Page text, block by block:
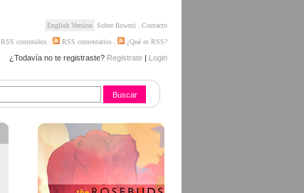
English Version Sobre flowmi Contacto
RSS contenidos RSS comentarios ¿Qué es RSS?
¿Todavía no te registraste? Registrate | Login